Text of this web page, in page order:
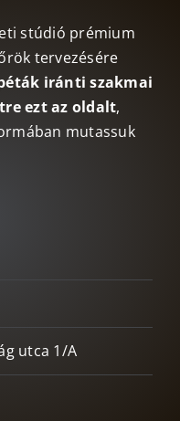
stúdió prémium
tervezésére
iránti szakmai
ezt az oldalt,
mutassuk
utca 1/A